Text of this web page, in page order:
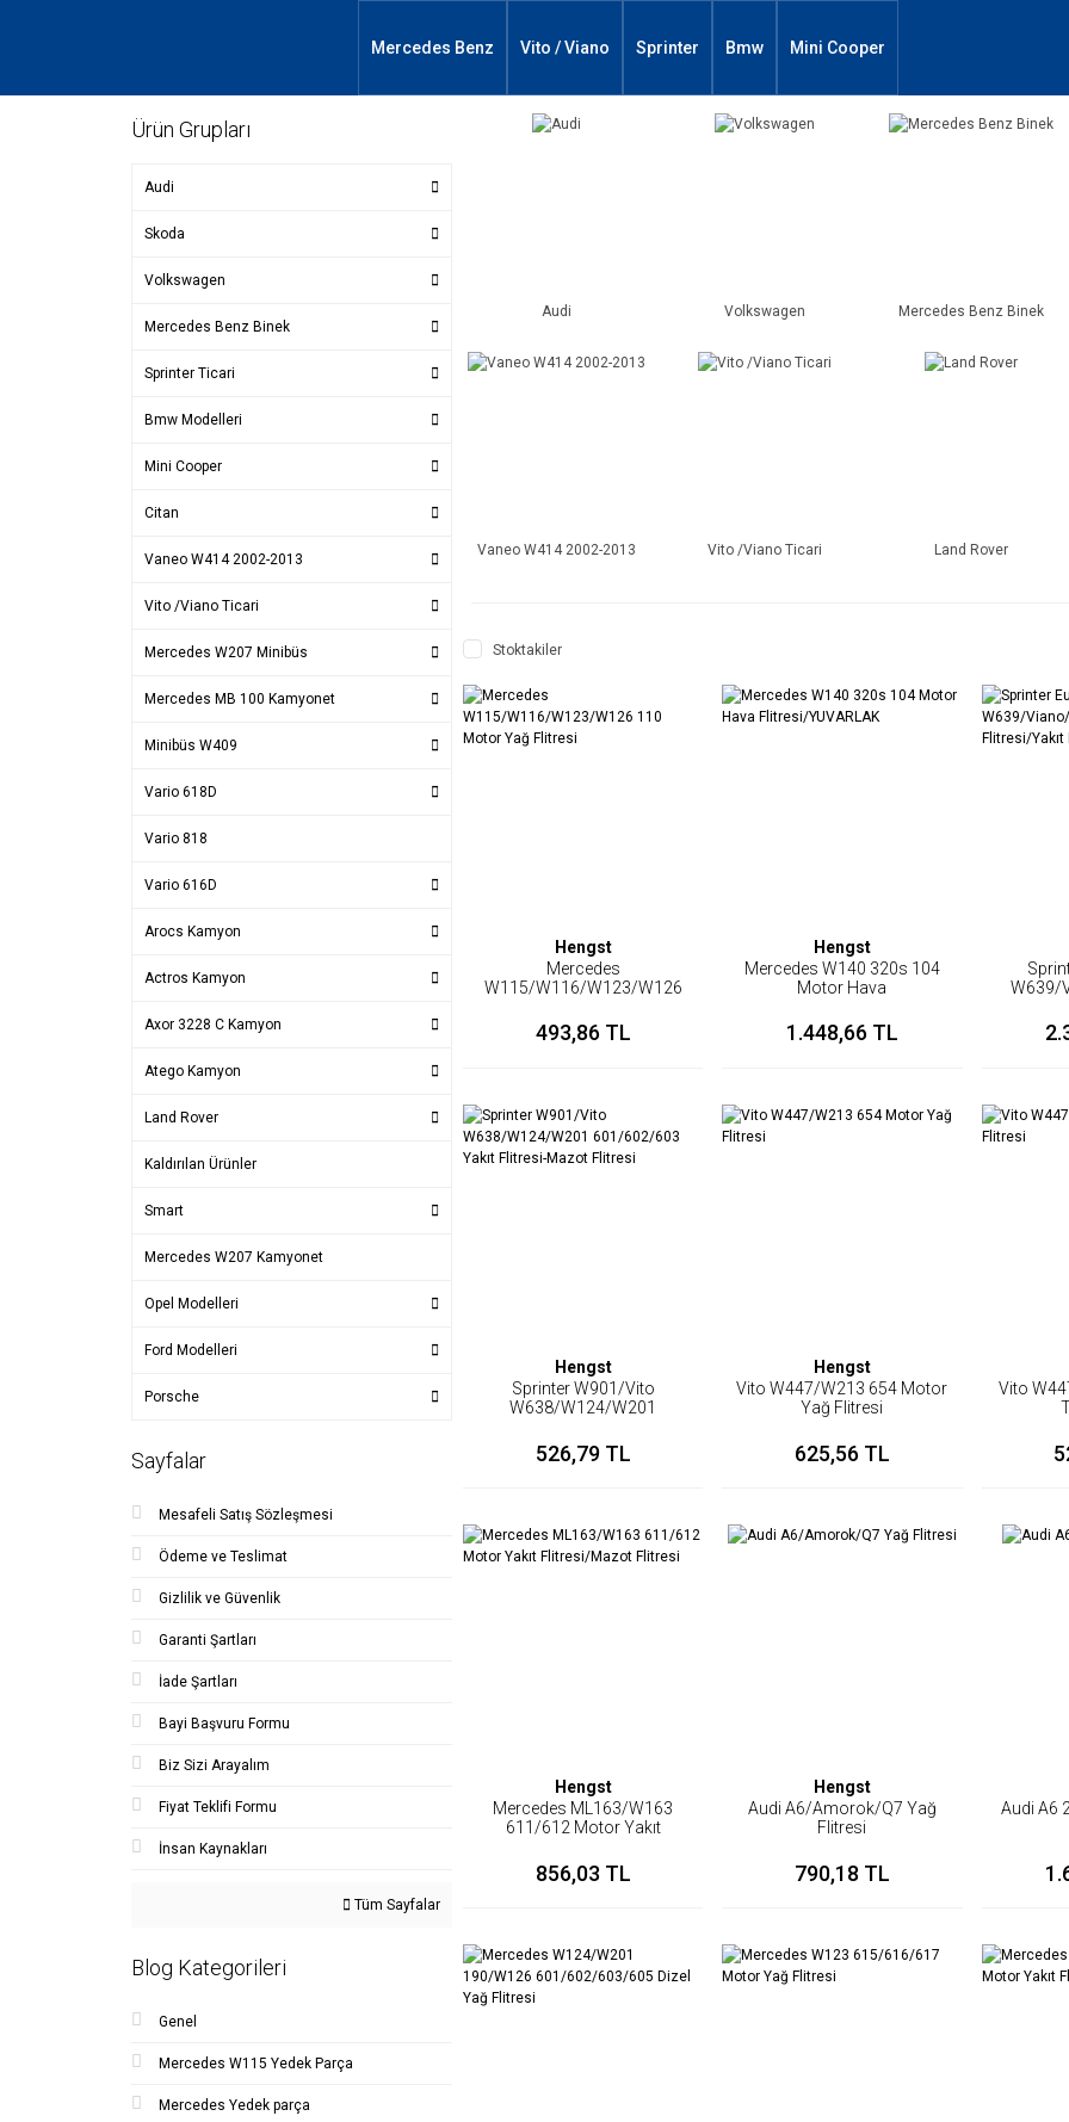
Mercedes Benz Vito / Viano Sprinter Bmw Mini Cooper
Ürün Grupları
Audi
Skoda
Volkswagen
Mercedes Benz Binek
Sprinter Ticari
Bmw Modelleri
Mini Cooper
Citan
Vaneo W414 2002-2013
Vito /Viano Ticari
Mercedes W207 Minibüs
Mercedes MB 100 Kamyonet
Minibüs W409
Vario 618D
Vario 818
Vario 616D
Arocs Kamyon
Actros Kamyon
Axor 3228 C Kamyon
Atego Kamyon
Land Rover
Kaldırılan Ürünler
Smart
Mercedes W207 Kamyonet
Opel Modelleri
Ford Modelleri
Porsche
Sayfalar
Mesafeli Satış Sözleşmesi
Ödeme ve Teslimat
Gizlilik ve Güvenlik
Garanti Şartları
İade Şartları
Bayi Başvuru Formu
Biz Sizi Arayalım
Fiyat Teklifi Formu
İnsan Kaynakları
Tüm Sayfalar
Blog Kategorileri
Genel
Mercedes W115 Yedek Parça
Mercedes Yedek parça
Audi Volkswagen Mercedes Benz Binek
Vaneo W414 2002-2013 Vito /Viano Ticari Land Rover
Stoktakiler
Hengst
Mercedes
W115/W116/W123/W126
493,86 TL
Hengst
Mercedes W140 320s 104
Motor Hava
1.448,66 TL
W639/
Hengst
Sprinter W901/Vito
W638/W124/W201
Mazot Flitresi
526,79 TL
Hengst
Vito W447/W213 654 Motor
Yağ Flitresi
625,56 TL
Vito
Hengst
Mercedes ML163/W163
611/612 Motor Yakıt
856,03 TL
Hengst
Audi A6/Amorok/Q7 Yağ
Flitresi
790,18 TL
Audi A6